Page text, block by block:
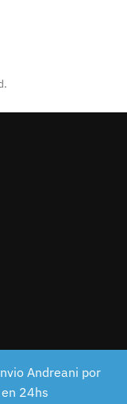
Andreani por
24hs